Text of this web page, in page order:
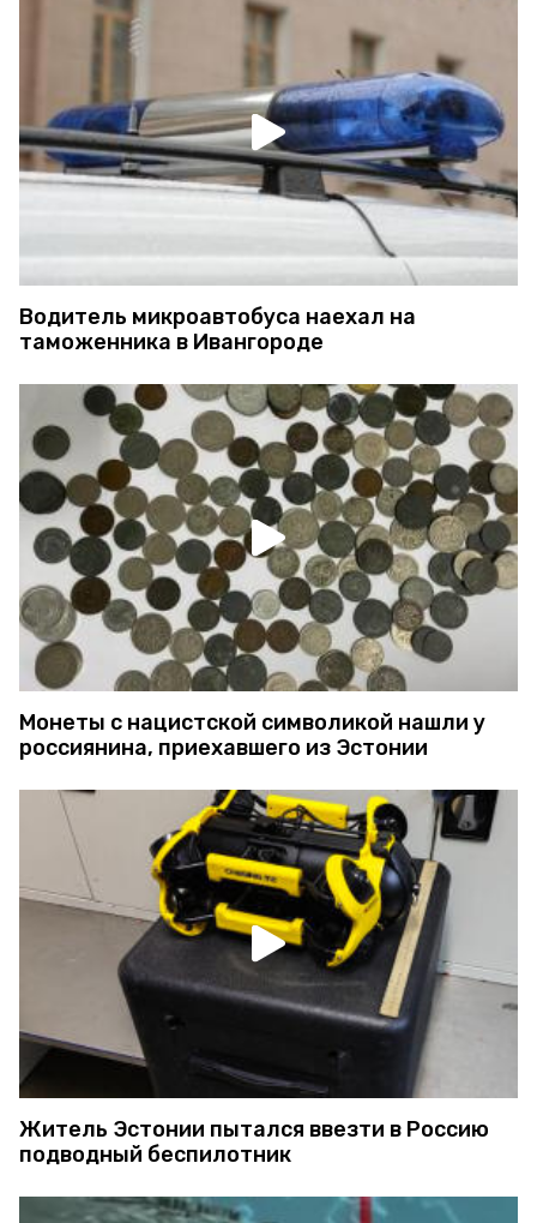
Водитель микроавтобуса наехал на
таможенника в Ивангороде
Монеты с нацистской символикой нашли у
россиянина, приехавшего из Эстонии
Житель Эстонии пытался ввезти в Россию
подводный беспилотник